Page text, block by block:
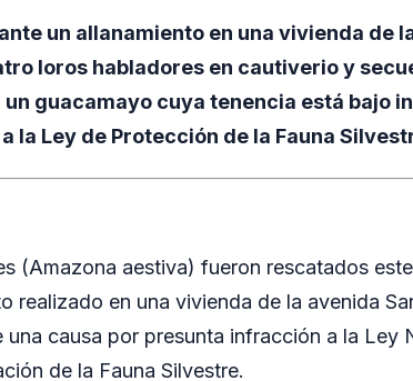
un allanamiento en una vivienda de
loros habladores en cautiverio y
guacamayo cuya tenencia está bajo
la Ley de Protección de la Fauna
(Amazona aestiva) fueron rescatados
realizado en una vivienda de la avenida
una causa por presunta infracción a la Ley
de la Fauna Silvestre.